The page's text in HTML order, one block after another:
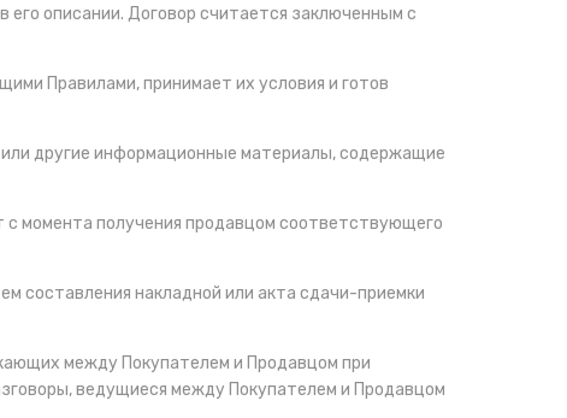
описании. Договор считается заключенным с
Правилами, принимает их условия и готов
другие информационные материалы, содержащие
с момента получения продавцом соответствующего
составления накладной или акта сдачи-приемки
между Покупателем и Продавцом при
ведущиеся между Покупателем и Продавцом